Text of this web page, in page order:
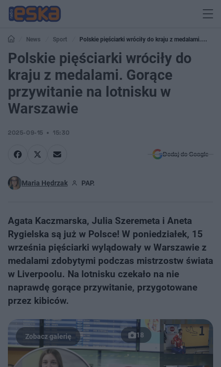
News Sport
Polskie pięściarki wróciły do kraju z medalami.
Gorące przywitanie na lotnisku w Warszawie
Polskie pięściarki wróciły do
kraju z medalami. Gorące
przywitanie na lotnisku w
Warszawie
2025-09-15 15:30
Dodaj do Google
Maria Hędrzak PAP.
Agata Kaczmarska, Julia Szeremeta i Aneta
Rygielska są już w Polsce! W poniedziałek, 15
września pięściarki wylądowały w Warszawie z
medalami zdobytymi podczas mistrzostw świata
w Liverpoolu. Na lotnisku czekało na nie
naprawdę gorące przywitanie, przygotowane
przez kibiców.
18